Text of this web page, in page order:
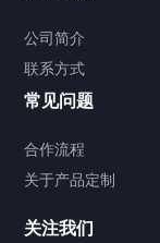
公司简介
联系方式
常见问题
合作流程
关于产品定制
关注我们